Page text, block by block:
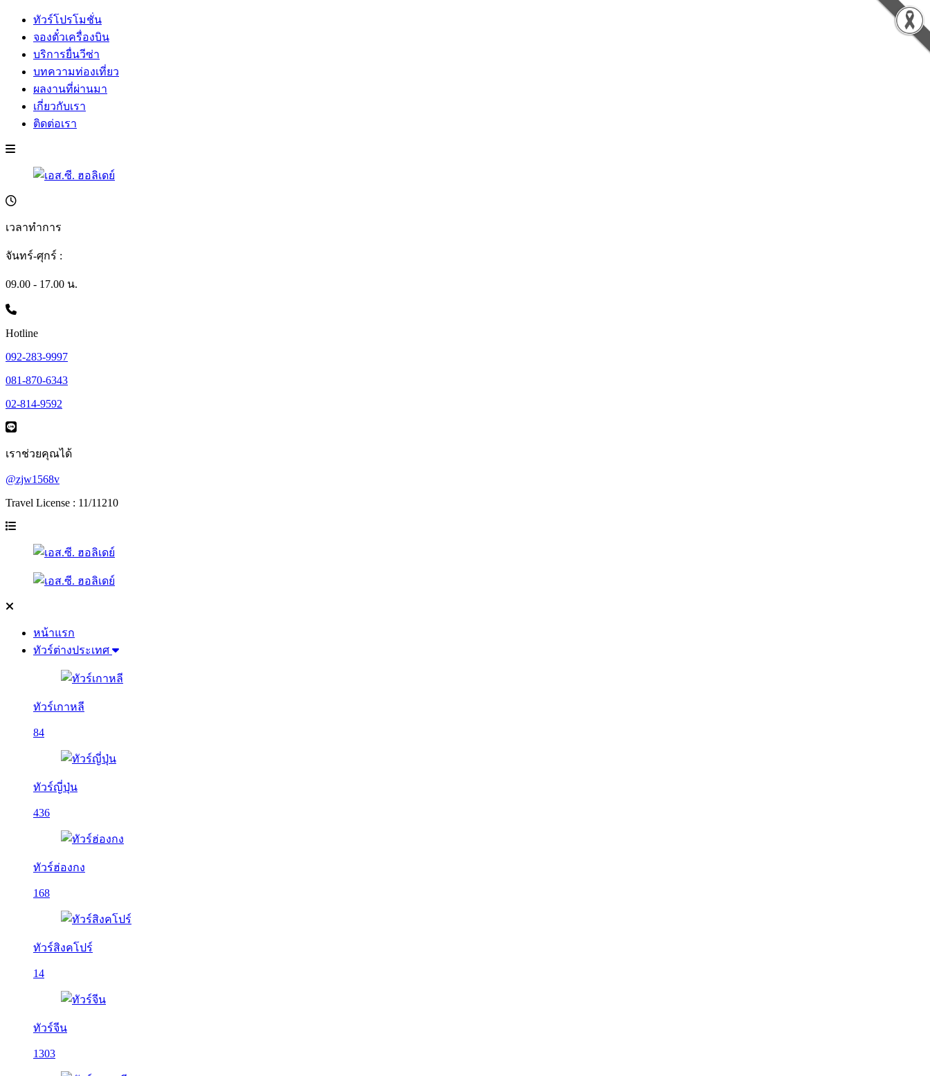
ทัวร์โปรโมชั่น
จองตั๋วเครื่องบิน
บริการยื่นวีซ่า
บทความท่องเที่ยว
ผลงานที่ผ่านมา
เกี่ยวกับเรา
ติดต่อเรา
เวลาทำการ
จันทร์-ศุกร์ :
09.00 - 17.00 น.
Hotline
092-283-9997
081-870-6343
02-814-9592
เราช่วยคุณได้
@zjw1568v
Travel License : 11/11210
หน้าแรก
ทัวร์ต่างประเทศ
ทัวร์เกาหลี
84
ทัวร์ญี่ปุ่น
436
ทัวร์ฮ่องกง
168
ทัวร์สิงคโปร์
14
ทัวร์จีน
1303